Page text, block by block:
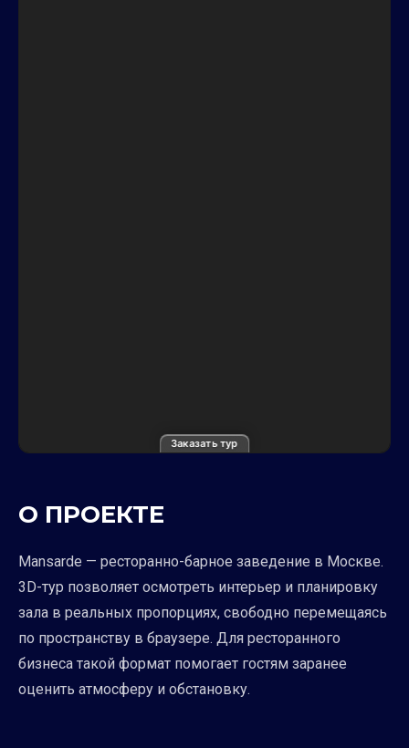
Заказать тур
О ПРОЕКТЕ
Mansarde — ресторанно-барное заведение в Москве.
3D-тур позволяет осмотреть интерьер и планировку
зала в реальных пропорциях, свободно перемещаясь
по пространству в браузере. Для ресторанного
бизнеса такой формат помогает гостям заранее
оценить атмосферу и обстановку.